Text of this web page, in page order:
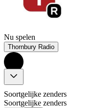
Nu spelen
Thornbury Radio
Soortgelijke zenders
Soortgelijke zenders